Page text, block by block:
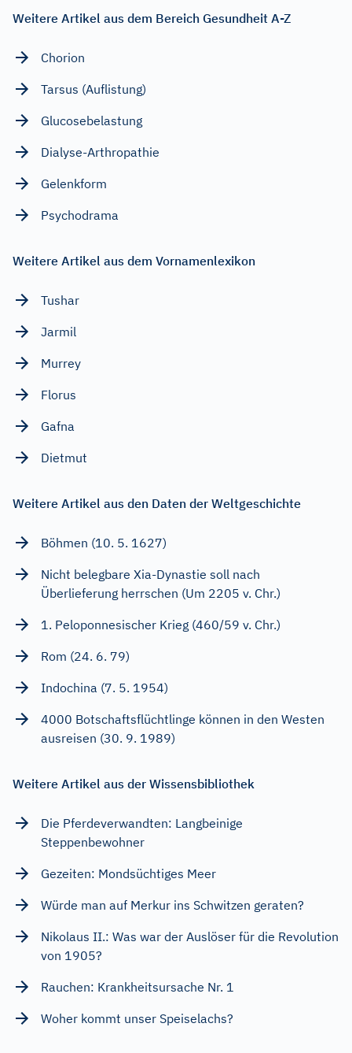
Weitere Artikel aus dem Bereich Gesundheit A-Z
Chorion
Tarsus (Auflistung)
Glucosebelastung
Dialyse-Arthropathie
Gelenkform
Psychodrama
Weitere Artikel aus dem Vornamenlexikon
Tushar
Jarmil
Murrey
Florus
Gafna
Dietmut
Weitere Artikel aus den Daten der Weltgeschichte
Böhmen (10. 5. 1627)
Nicht belegbare Xia-Dynastie soll nach
Überlieferung herrschen (Um 2205 v. Chr.)
1. Peloponnesischer Krieg (460/59 v. Chr.)
Rom (24. 6. 79)
Indochina (7. 5. 1954)
4000 Botschaftsflüchtlinge können in den Westen
ausreisen (30. 9. 1989)
Weitere Artikel aus der Wissensbibliothek
Die Pferdeverwandten: Langbeinige
Steppenbewohner
Gezeiten: Mondsüchtiges Meer
Würde man auf Merkur ins Schwitzen geraten?
Nikolaus II.: Was war der Auslöser für die Revolution
von 1905?
Rauchen: Krankheitsursache Nr. 1
Woher kommt unser Speiselachs?